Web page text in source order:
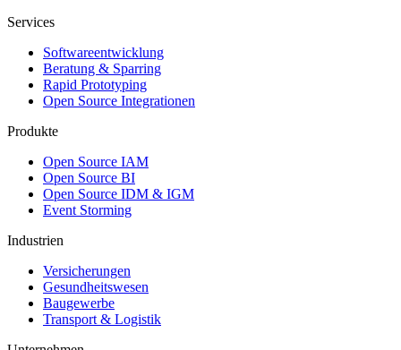
Services
Softwareentwicklung
Beratung & Sparring
Rapid Prototyping
Open Source Integrationen
Produkte
Open Source IAM
Open Source BI
Open Source IDM & IGM
Event Storming
Industrien
Versicherungen
Gesundheitswesen
Baugewerbe
Transport & Logistik